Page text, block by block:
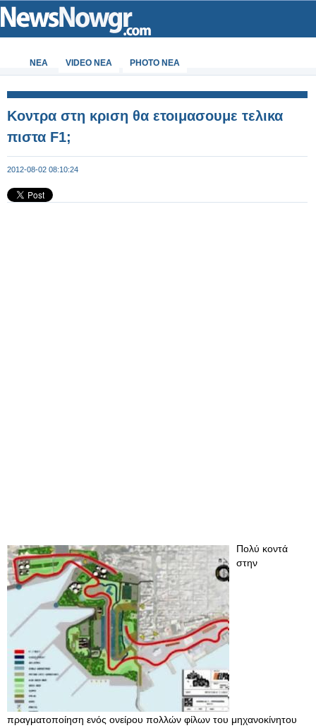
ΝΕΑ VIDEO NEA PHOTO NEA
Κοντρα στη κριση θα ετοιμασουμε τελικα
πιστα F1;
2012-08-02 08:10:24
Πολύ κοντά
στην
πραγματοποίηση ενός ονείρου πολλών φίλων του μηχανοκίνητου